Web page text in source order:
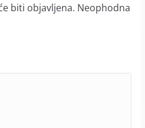
biti objavljena. Neophodna